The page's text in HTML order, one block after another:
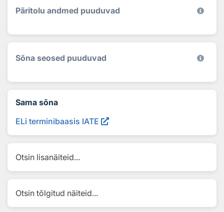
Päritolu andmed puuduvad
Sõna seosed puuduvad
Sama sõna
ELi terminibaasis IATE
Otsin lisanäiteid...
Otsin tõlgitud näiteid...